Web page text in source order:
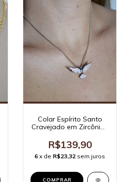
Colar Espírito Santo
Cravejado em Zircônias
R$139,90
6 x de R$23,32 sem juros